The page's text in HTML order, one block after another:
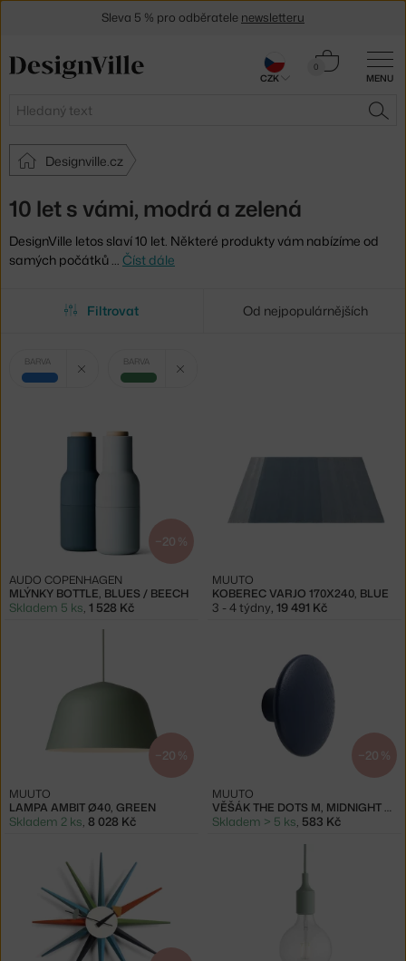
MENU
Hledat
0
Košík
Designville.cz
10 let s vámi, modrá a zelená
DesignVille letos slaví 10 let. Některé produkty vám nabízíme od
samých počátků … Číst dále
Filtrovat Od nejpopulárnějších
Vybrané
filtry:
BARVA
modrá
BARVA
zelená
−20 %
MLÝNKY BOTTLE, BLUES / BEECH
AUDO COPENHAGEN
Skladem 5 ks 1 528 Kč
KOBEREC VARJO 170X240, BLUE
MUUTO
3 - 4 týdny 19 491 Kč
−20 %
LAMPA AMBIT Ø40, GREEN
MUUTO
Skladem 2 ks, 8 028 Kč
−20 %
VĚŠÁK THE DOTS M, MIDNIGHT BLUE
MUUTO
Skladem > 5 ks, 583 Kč
Sleva 5 % pro odběratele newsletteru
CZK